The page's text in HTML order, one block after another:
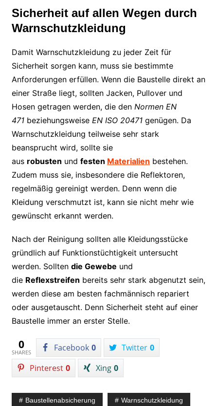
Sicherheit auf allen Wegen durch
Warnschutzkleidung
Damit Warnschutzkleidung zu jeder Zeit für
Sicherheit sorgen kann, muss sie bestimmte
Anforderungen erfüllen. Wenn die Baustelle direkt an
einer Straße liegt, sollten Jacken, Pullover und
Hosen getragen werden, die den Normen EN
471beziehungsweise EN ISO 20471genügen. Da
Warnschutzkleidung teilweise sehr stark
beansprucht wird, sollte sie
aus robusten und festen Materialien bestehen.
Zudem muss sie, insbesondere die Reflektoren,
regelmäßig gereinigt werden. Denn wenn die
Kleidung verschmutzt ist, kann sie nicht mehr wie
gewünscht erkannt werden.
Nach der Reinigung sollten alle Kleidungsstücke
gründlich auf Funktionstüchtigkeit untersucht
werden. Sollten die Gewebe und
die Reflexstreifen bereits sehr stark abgenutzt sein,
werden diese am besten fachmännisch repariert
oder ausgetauscht. Denn Sicherheit steht auf einer
Baustelle immer an erster Stelle.
0
SHARES Facebook 0 Twitter 0
Pinterest 0 Xing 0
Baustellenabsicherung Warnschutzkleidung